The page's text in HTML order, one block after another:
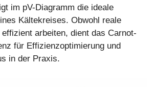
im pV-Diagramm die ideale
Kältekreises. Obwohl reale
arbeiten, dient das Carnot-
für Effizienzoptimierung und
in der Praxis.